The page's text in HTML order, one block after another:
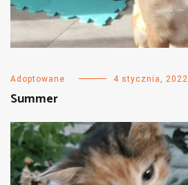
Adoptowane 4 stycznia, 2022
Summer